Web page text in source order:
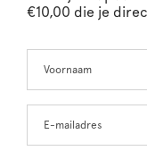
€10,00 die je
this